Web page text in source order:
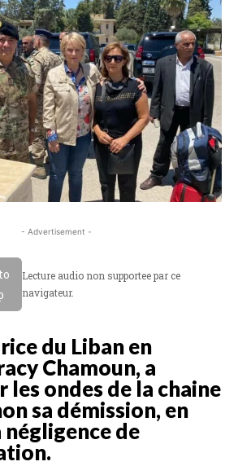
- Advertisement -
Lecture audio non supportee par ce
navigateur.
du Liban en
Chamoun, a
les ondes de la chaine
sa démission, en
négligence de